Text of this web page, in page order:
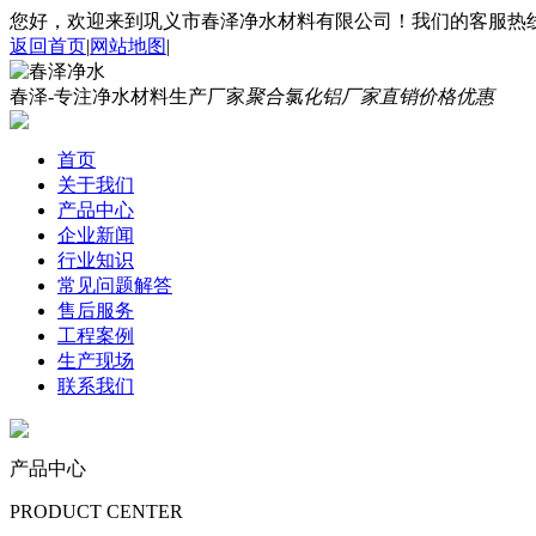
您好，欢迎来到巩义市春泽净水材料有限公司！我们的客服热
返回首页|网站地图|
春泽-专注净水材料生产厂家聚合氯化铝厂家直销价格优惠
首页
关于我们
产品中心
企业新闻
行业知识
常见问题解答
售后服务
工程案例
生产现场
联系我们
产品中心
PRODUCT CENTER